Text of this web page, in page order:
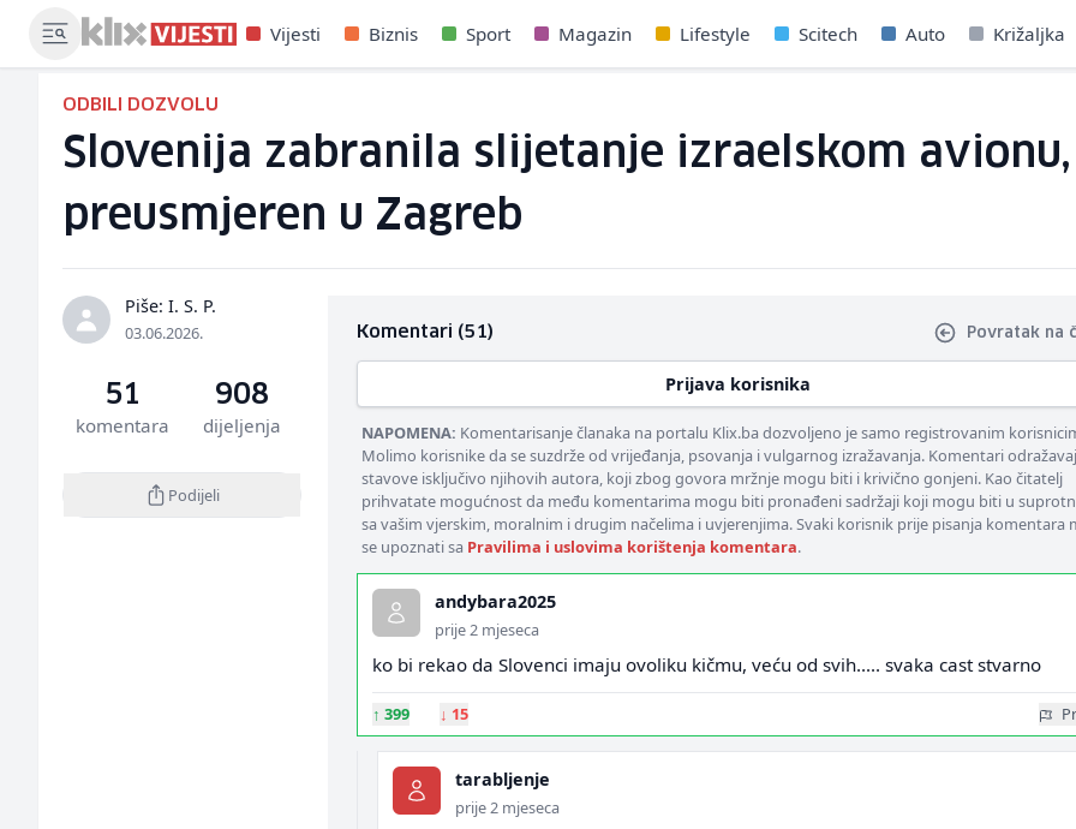
Vijesti Biznis Sport Magazin Lifestyle Scitech Auto Križaljka
ODBILI DOZVOLU
Slovenija zabranila slijetanje izraelskom
preusmjeren u Zagreb
Piše: I. S. P.
03.06.2026.
51
komentara
908
dijeljenja
Podijeli
Komentari (51) Povratak na
Prijava korisnika
NAPOMENA: Komentarisanje članaka na portalu Klix.ba dozvoljeno je samo registrovanim
Molimo korisnike da se suzdrže od vrijeđanja, psovanja i vulgarnog izražavanja. Komentari
stavove isključivo njihovih autora, koji zbog govora mržnje mogu biti i krivično gonjeni. Kao čitatelj
prihvatate mogućnost da među komentarima mogu biti pronađeni sadržaji koji mogu biti u
sa vašim vjerskim, moralnim i drugim načelima i uvjerenjima. Svaki korisnik prije pisanja komentara
se upoznati sa Pravilima i uslovima korištenja komentara.
andybara2025
prije 2 mjeseca
ko bi rekao da Slovenci imaju ovoliku kičmu, veću od svih..... svaka cast stvarno
↑ 399 ↓ 15
tarabljenje
prije 2 mjeseca